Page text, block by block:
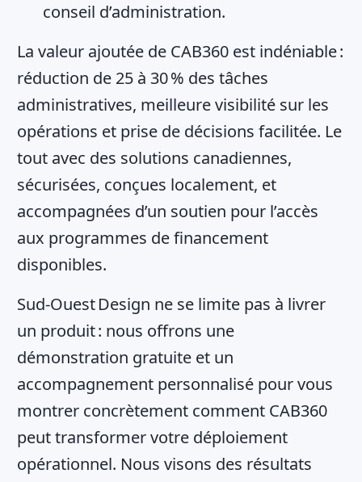
conseil d’administration.
La valeur ajoutée de CAB360 est indéniable :
réduction de 25 à 30 % des tâches
administratives, meilleure visibilité sur les
opérations et prise de décisions facilitée. Le
tout avec des solutions canadiennes,
sécurisées, conçues localement, et
accompagnées d’un soutien pour l’accès
aux programmes de financement
disponibles.
Sud‑Ouest Design ne se limite pas à livrer
un produit : nous offrons une
démonstration gratuite et un
accompagnement personnalisé pour vous
montrer concrètement comment CAB360
peut transformer votre déploiement
opérationnel. Nous visons des résultats